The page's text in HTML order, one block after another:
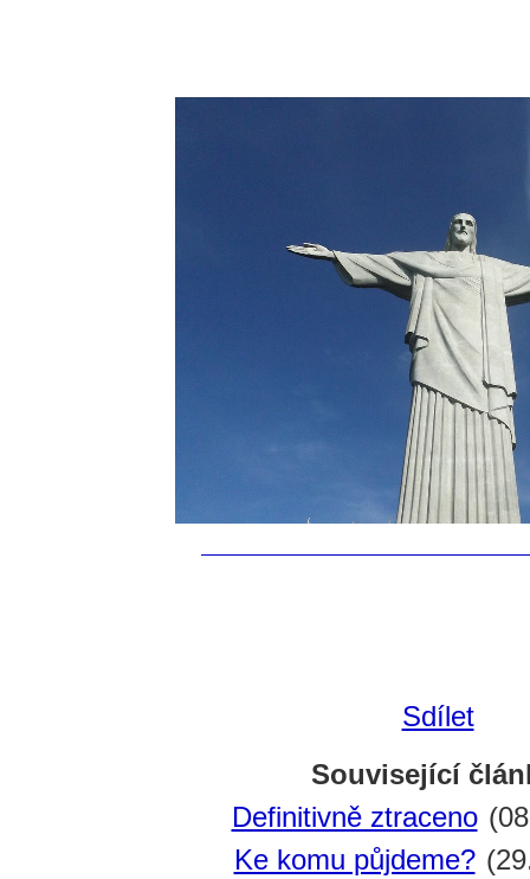
Sdílet
Související
Definitivně ztraceno
Ke komu půjdeme?